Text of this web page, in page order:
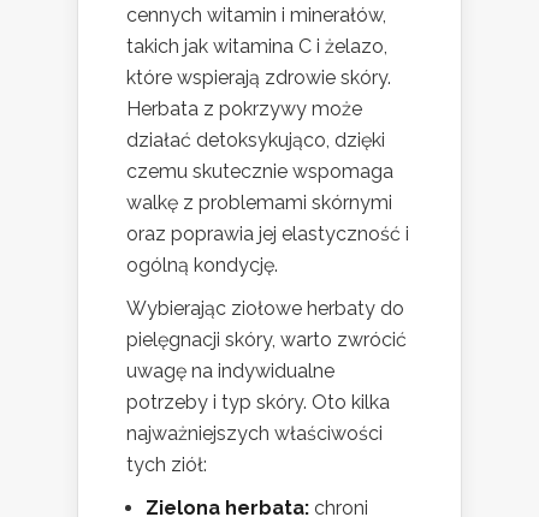
cennych witamin i minerałów,
takich jak witamina C i żelazo,
które wspierają zdrowie skóry.
Herbata z pokrzywy może
działać detoksykująco, dzięki
czemu skutecznie wspomaga
walkę z problemami skórnymi
oraz poprawia jej elastyczność i
ogólną kondycję.
Wybierając ziołowe herbaty do
pielęgnacji skóry, warto zwrócić
uwagę na indywidualne
potrzeby i typ skóry. Oto kilka
najważniejszych właściwości
tych ziół:
Zielona herbata: chroni